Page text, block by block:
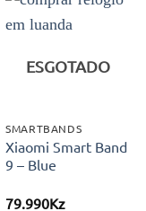
desejos
ESGOTADO
SMARTBANDS
Xiaomi Smart Band
9 – Blue
79.990Kz